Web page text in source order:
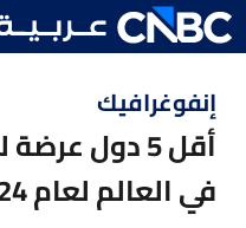
إنفوغرافيك
أقل 5 دول
في العالم لعام 2024